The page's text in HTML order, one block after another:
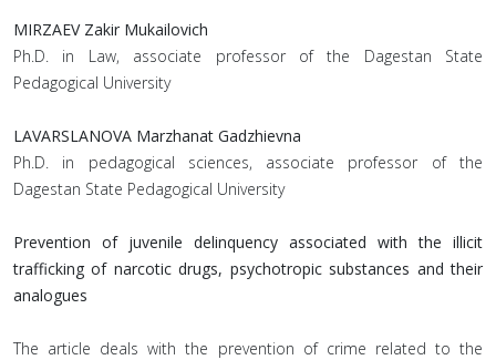
MIRZAEV Zakir Mukailovich
Ph.D. in Law, associate professor of the Dagestan State
Pedagogical University
LAVARSLANOVA Marzhanat Gadzhievna
Ph.D. in pedagogical sciences, associate professor of the
Dagestan State Pedagogical University
Prevention of juvenile delinquency associated with the illicit
trafficking of narcotic drugs, psychotropic substances and their
analogues
The article deals with the prevention of crime related to the